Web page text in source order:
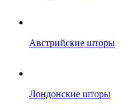
Австрийские шторы
Лондонские шторы